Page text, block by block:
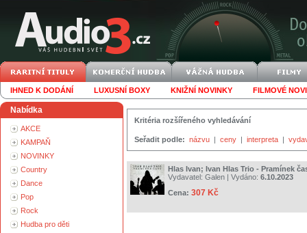
IHNED K DODÁNÍ LUXUSNÍ BOXY KNIŽNÍ NOVINKY FILMOVÉ
Nabídka
AKCE
KAMPAŇ
NOVINKY
Country
Dance
Pop
Rock
Hudba pro děti
Kritéria rozšířeného vyhledávání
Seřadit podle: názvu | ceny | interpreta |
Hlas Ivan; Ivan Hlas Trio - Pramínek
Vydavatel: Galen | Vydáno: 6.10.2023
Cena: 307 Kč